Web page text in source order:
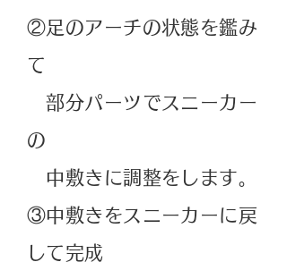
②足のアーチの状態を鑑み
て
部分パーツでスニーカー
の
中敷きに調整をします。
​③中敷きをスニーカーに戻
して完成